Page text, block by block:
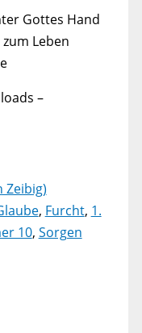
Gottes Hand
Leben
–
Zeibig)
, Furcht, 1.
10, Sorgen